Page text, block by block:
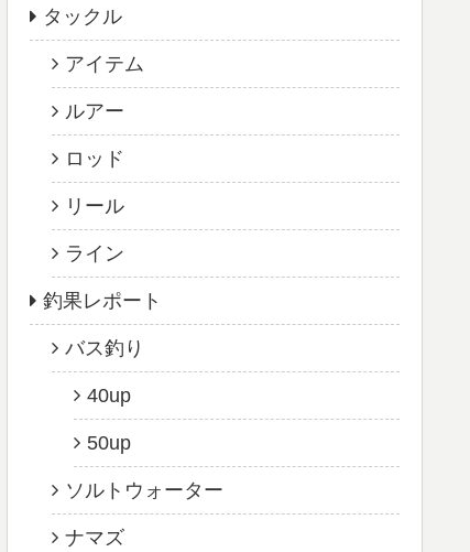
タックル
アイテム
ルアー
ロッド
リール
ライン
釣果レポート
バス釣り
40up
50up
ソルトウォーター
ナマズ